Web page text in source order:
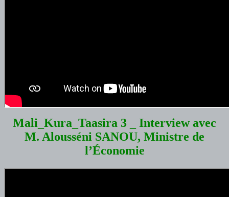
Mali_Kura_Taasira 3 _ Interview avec
M. Alousséni SANOU, Ministre de
l’Économie